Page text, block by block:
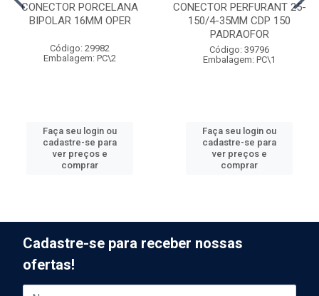
CONECTOR PORCELANA
BIPOLAR 16MM OPER
Código: 29982
Embalagem: PC\2
Faça seu login ou
cadastre-se para
ver preços e
comprar
CONECTOR PERFURANT 25-
150/4-35MM CDP 150
PADRAOFOR
Código: 39796
Embalagem: PC\1
Faça seu login ou
cadastre-se para
ver preços e
comprar
Cadastre-se para receber nossas
ofertas!